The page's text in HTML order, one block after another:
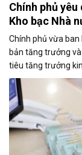
Chính phủ
Kho bạc Nhà
Chính phủ vừa ban
bản tăng trưởng
tiêu tăng trưởng
với giữ vững ổn
chú ý là nghiên
các ngân hàng
kinh tế.